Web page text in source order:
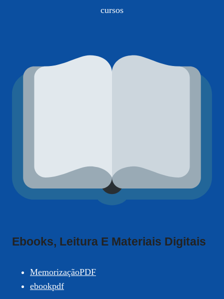
cursos
Ebooks, Leitura E Materiais Digitais
MemorizaçãoPDF
ebookpdf